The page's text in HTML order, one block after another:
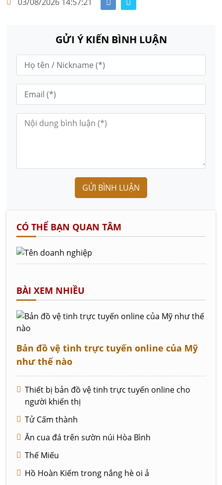
GỬI Ý KIẾN BÌNH LUẬN
GỬI BÌNH LUẬN
CÓ THỂ BẠN QUAN TÂM
BÀI XEM NHIỀU
Bản đồ vệ tinh trực tuyến online của Mỹ
như thế nào
Thiết bị bản đồ vệ tinh trực tuyến online cho
người khiến thị
Tử Cấm thành
Ăn cua đá trên sườn núi Hòa Bình
Thế Miếu
Hồ Hoàn Kiếm trong nắng hè oi ả